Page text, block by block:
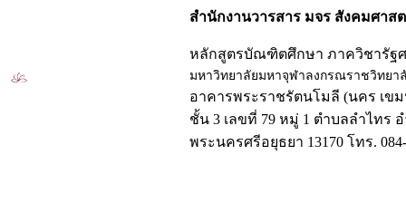
สำนักงานวารสาร มจร สังคมศาส
หลักสูตรบัณฑิตศึกษา ภาควิชารัฐ
มหาวิทยาลัยมหาจุฬาลงกรณราชวิทยา
อาคารพระราชรัตนโมลี (นคร เข
ชั้น 3 เลขที่ 79 หมู่ 1 ตำบลลำไทร
พระนครศรีอยุธยา 13170 โทร. 084-